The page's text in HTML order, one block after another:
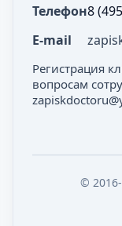
Телефон8
E-mail
Регистрация
вопросам
©